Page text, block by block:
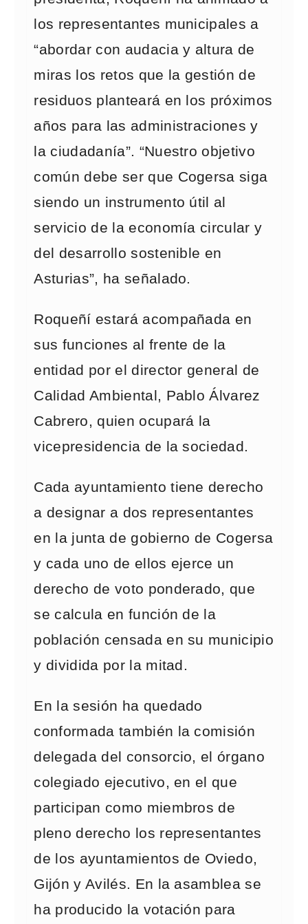
los representantes municipales a
“abordar con audacia y altura de
miras los retos que la gestión de
residuos planteará en los próximos
años para las administraciones y
la ciudadanía”. “Nuestro objetivo
común debe ser que Cogersa siga
siendo un instrumento útil al
servicio de la economía circular y
del desarrollo sostenible en
Asturias”, ha señalado.
Roqueñí estará acompañada en
sus funciones al frente de la
entidad por el director general de
Calidad Ambiental, Pablo Álvarez
Cabrero, quien ocupará la
vicepresidencia de la sociedad.
Cada ayuntamiento tiene derecho
a designar a dos representantes
en la junta de gobierno de Cogersa
y cada uno de ellos ejerce un
derecho de voto ponderado, que
se calcula en función de la
población censada en su municipio
y dividida por la mitad.
En la sesión ha quedado
conformada también la comisión
delegada del consorcio, el órgano
colegiado ejecutivo, en el que
participan como miembros de
pleno derecho los representantes
de los ayuntamientos de Oviedo,
Gijón y Avilés. En la asamblea se
ha producido la votación para